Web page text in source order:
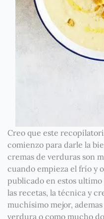
Creo que este
comienzo para darle la
cremas de verduras son
cuando empieza el frío y
publicado en estos
las recetas, la técnica y
muchísimo mejor,
verdura o como mucho